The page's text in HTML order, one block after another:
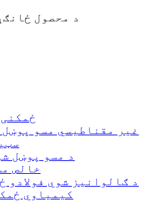
0086-18106895500 د
غیر مقناطیسي مسو
د مسو پوښل
خالص
د ګالوانیز شوي فولادو
کیمیاوي